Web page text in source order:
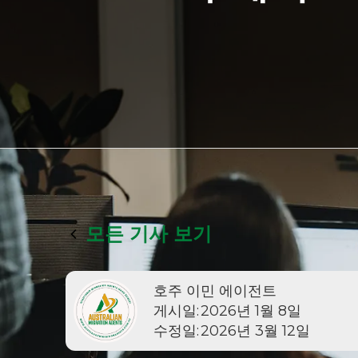
모든 기사 보기
호주 이민 에이전트
게시일:2026년 1월 8일
수정일:2026년 3월 12일